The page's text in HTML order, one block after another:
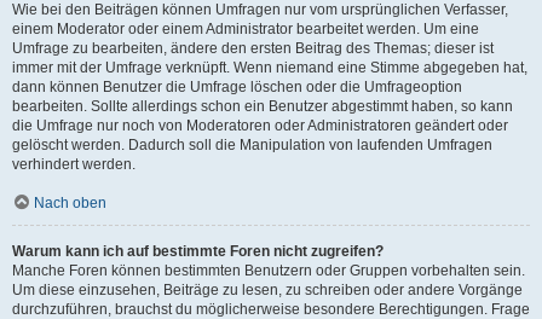
Wie bei den Beiträgen können Umfragen nur vom ursprünglichen Verfasser,
einem Moderator oder einem Administrator bearbeitet werden. Um eine
Umfrage zu bearbeiten, ändere den ersten Beitrag des Themas; dieser ist
immer mit der Umfrage verknüpft. Wenn niemand eine Stimme abgegeben hat,
dann können Benutzer die Umfrage löschen oder die Umfrageoption
bearbeiten. Sollte allerdings schon ein Benutzer abgestimmt haben, so kann
die Umfrage nur noch von Moderatoren oder Administratoren geändert oder
gelöscht werden. Dadurch soll die Manipulation von laufenden Umfragen
verhindert werden.
Nach oben
Warum kann ich auf bestimmte Foren nicht zugreifen?
Manche Foren können bestimmten Benutzern oder Gruppen vorbehalten sein.
Um diese einzusehen, Beiträge zu lesen, zu schreiben oder andere Vorgänge
durchzuführen, brauchst du möglicherweise besondere Berechtigungen. Frage